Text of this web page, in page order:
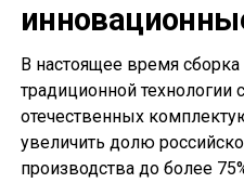
В настоящее время сборка
традиционной технологии
отечественных
увеличить долю
производства до более